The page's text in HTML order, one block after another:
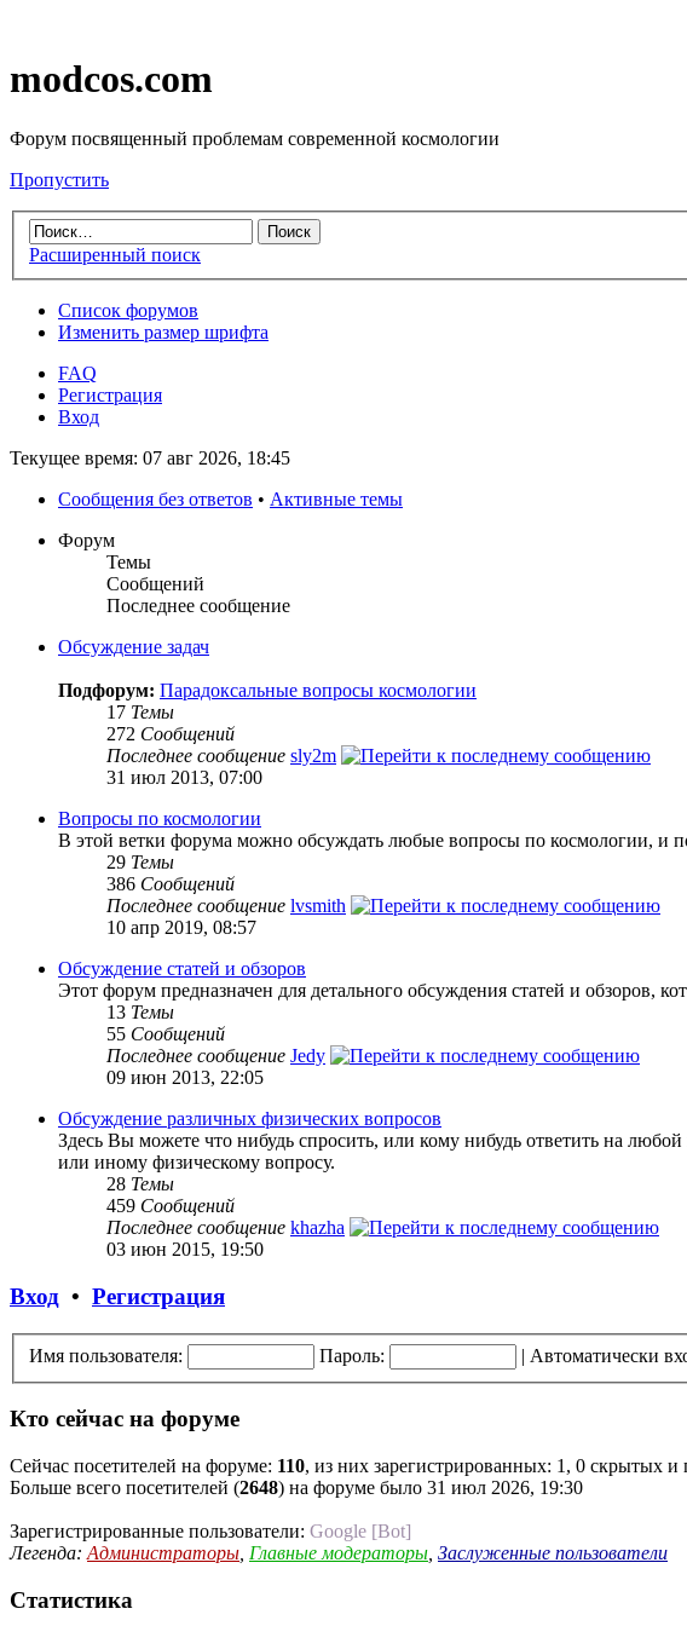
modcos.com
Форум посвященный проблемам современной космологии
Пропустить
Расширенный поиск
Список форумов
Изменить размер шрифта
FAQ
Регистрация
Вход
Текущее время: 07 авг 2026, 18:45
Сообщения без ответов • Активные темы
Форум
Темы
Сообщений
Последнее сообщение
Обсуждение задач
Подфорум: Парадоксальные вопросы космологии
17 Темы
272 Сообщений
Последнее сообщение sly2m
31 июл 2013, 07:00
Вопросы по космологии
В этой ветки форума можно обсуждать любые вопросы по космологии, и
29 Темы
386 Сообщений
Последнее сообщение lvsmith
10 апр 2019, 08:57
Обсуждение статей и обзоров
Этот форум предназначен для детального обсуждения статей и обзоров,
13 Темы
55 Сообщений
Последнее сообщение Jedy
09 июн 2013, 22:05
Обсуждение различных физических вопросов
Здесь Вы можете что нибудь спросить, или кому нибудь ответить на
или иному физическому вопросу.
28 Темы
459 Сообщений
Последнее сообщение khazha
03 июн 2015, 19:50
Вход • Регистрация
Имя пользователя: Пароль: | Автоматически
Кто сейчас на форуме
Сейчас посетителей на форуме: 110, из них зарегистрированных: 1, 0 скрытых и
Больше всего посетителей (2648) на форуме было 31 июл 2026, 19:30
Зарегистрированные пользователи: Google [Bot]
Легенда: Администраторы Главные модераторы Заслуженные пользователи
Статистика